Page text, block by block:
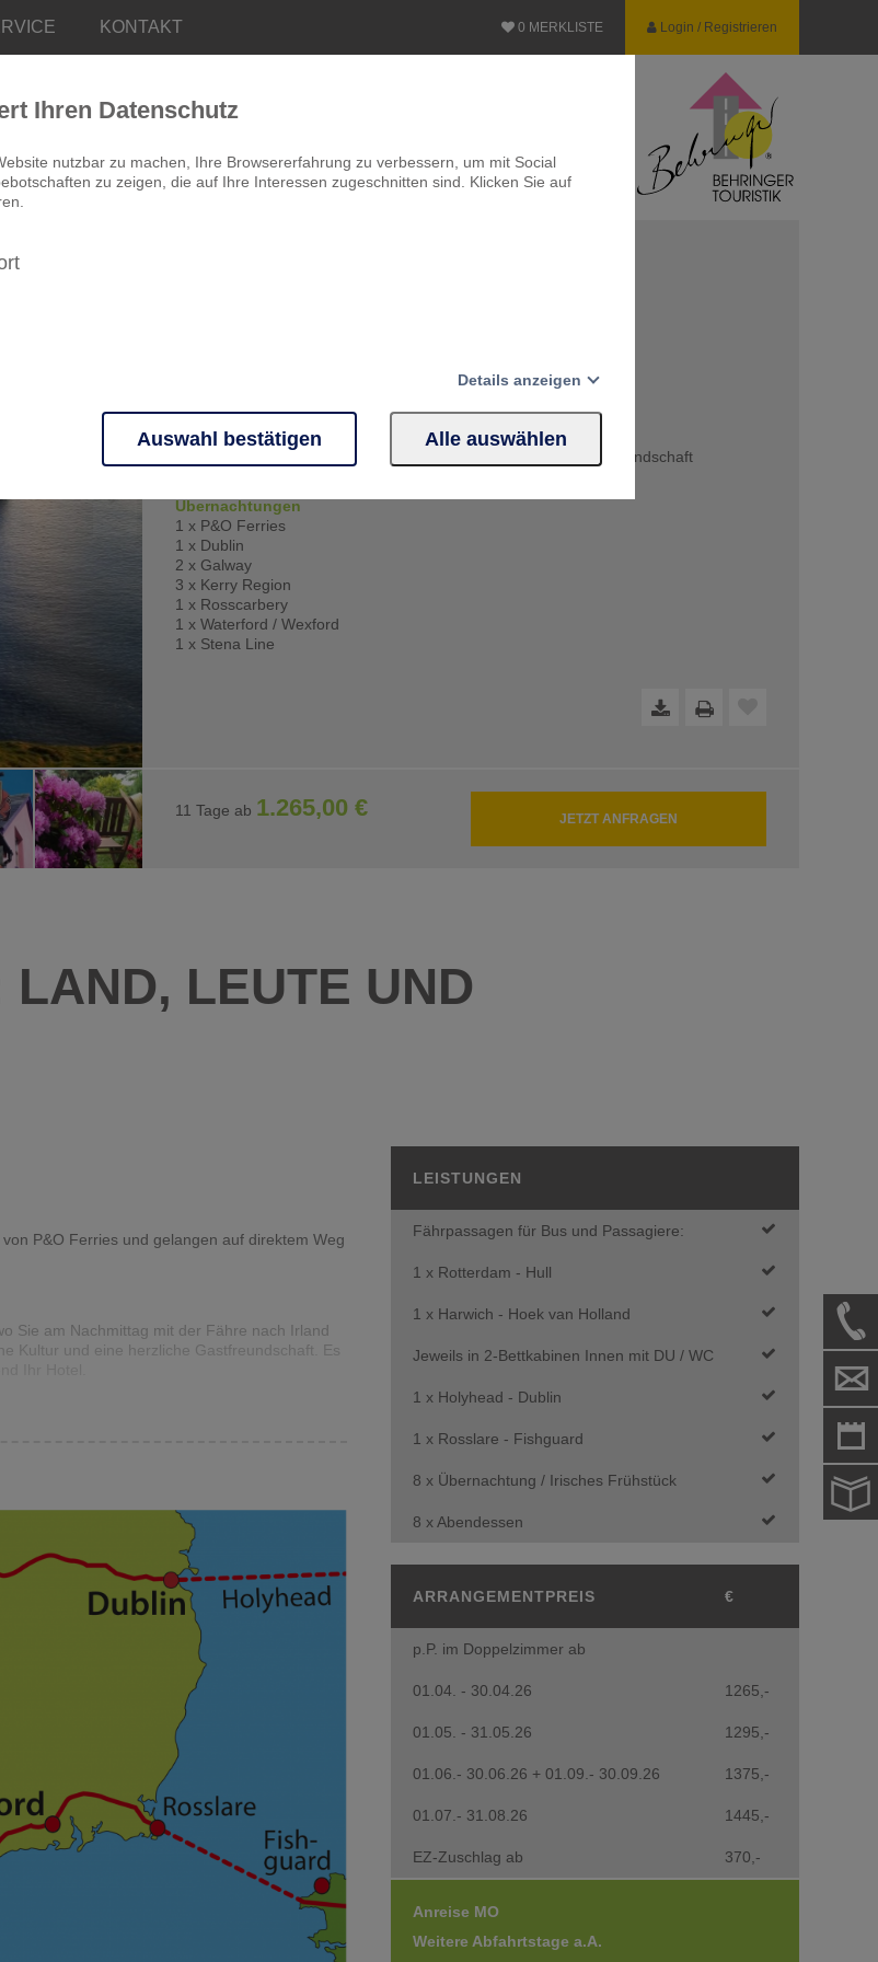
KONTAKT Login / Registrieren
0 MERKLISTE
Typisch irisch!
Erleben Sie Köstlichkeiten, Naturspektakel und irische Gastfreundschaft
Übernachtungen
1 x P&O Ferries
1 x Dublin
2 x Galway
3 x Kerry Region
1 x Rosscarbery
1 x Waterford / Wexford
1 x Stena Line
11 Tage ab 1.265,00 € JETZT ANFRAGEN
LEUTE UND
P&O Ferries und gelangen auf direktem Weg
Sie am Nachmittag mit der Fähre nach Irland
Kultur und eine herzliche Gastfreundschaft. Es
Von Dublin aus fahren Sie mittags in
mit Null-Energie-Emissionen. Erfahren
Tour wird mit einer Verkostung ihrer
Violettönen dominiert, bildet der Landstrich
zwischen Bergen, Seen und Moor
aber vom Wasser aus erhalten Sie eine ganz
Sie eine 90-minütige Sightseeingtour.
energiegeladene Schritte und Rhythmen
geprägt ist, aber auch dramatischere
majestätischen Klippen von Moher bieten
spannenden Sheepdog-Vorführung in
Verkostung. Kurz darauf erreichen
aus dem tosenden Atlantik ragen. Nach einem
LEISTUNGEN
Fährpassagen für Bus und Passagiere:
1 x Rotterdam - Hull
1 x Harwich - Hoek van Holland
Jeweils in 2-Bettkabinen Innen mit DU / WC
1 x Holyhead - Dublin
1 x Rosslare - Fishguard
8 x Übernachtung / Irisches Frühstück
8 x Abendessen
ARRANGEMENTPREIS €
p.P. im Doppelzimmer ab
01.04. - 30.04.26 1265,-
01.05. - 31.05.26 1295,-
01.06.- 30.06.26 + 01.09.- 30.09.26 1375,-
01.07.- 31.08.26 1445,-
EZ-Zuschlag ab 370,-
Anreise MO
Weitere Abfahrtstage a.A.
Ihren Datenschutz
nutzbar zu machen, Ihre Browsererfahrung zu verbessern, um mit Social
zu zeigen, die auf Ihre Interessen zugeschnitten sind. Klicken Sie auf
Details anzeigen
Funktionen und sind für die einwandfreie Funktion der Website erforderlich.
und Google Maps. Sie werden für die einwandfreie Funktion der Website
Auswahl bestätigen Alle auswählen